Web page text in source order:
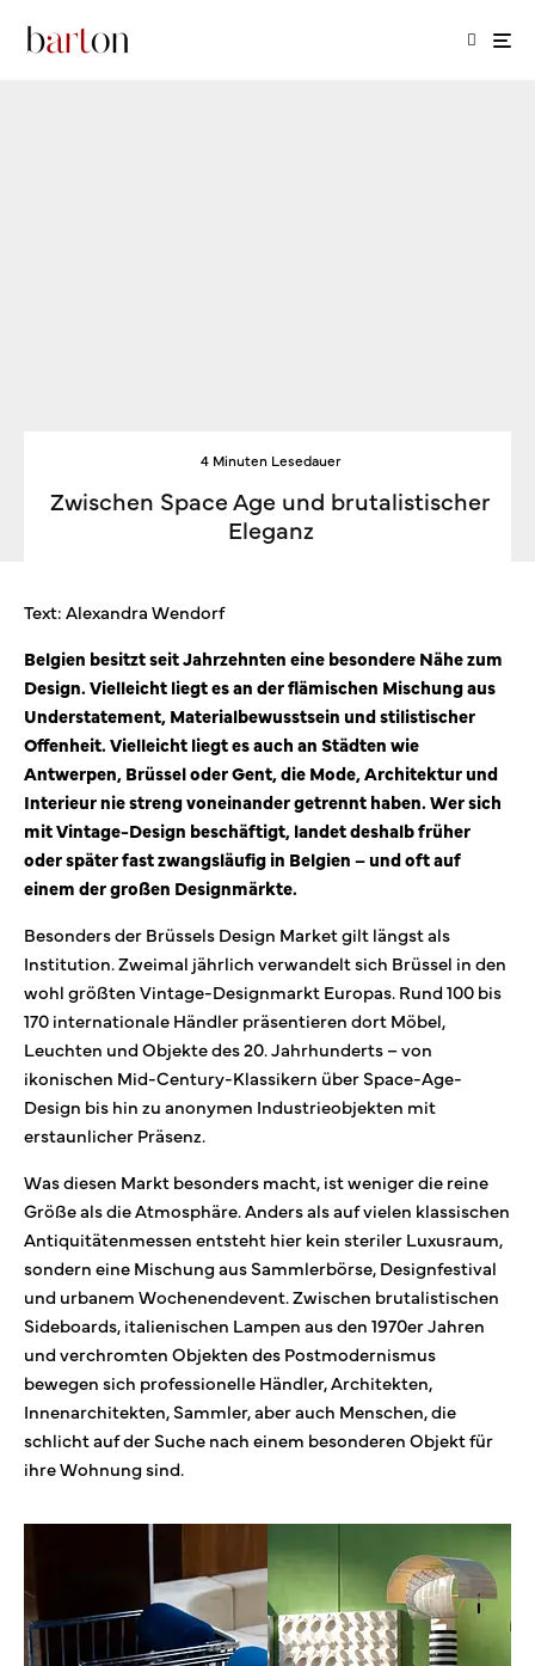
4 Minuten Lesedauer
Zwischen Space Age und brutalistischer
Eleganz
Text: Alexandra Wendorf
Belgien besitzt seit Jahrzehnten eine besondere Nähe zum
Design. Vielleicht liegt es an der flämischen Mischung aus
Understatement, Materialbewusstsein und stilistischer
Offenheit. Vielleicht liegt es auch an Städten wie
Antwerpen, Brüssel oder Gent, die Mode, Architektur und
Interieur nie streng voneinander getrennt haben. Wer sich
mit Vintage-Design beschäftigt, landet deshalb früher
oder später fast zwangsläufig in Belgien – und oft auf
einem der großen Designmärkte.
Besonders der Brüssels Design Market gilt längst als
Institution. Zweimal jährlich verwandelt sich Brüssel in den
wohl größten Vintage-Designmarkt Europas. Rund 100 bis
170 internationale Händler präsentieren dort Möbel,
Leuchten und Objekte des 20. Jahrhunderts – von
ikonischen Mid-Century-Klassikern über Space-Age-
Design bis hin zu anonymen Industrieobjekten mit
erstaunlicher Präsenz.
Was diesen Markt besonders macht, ist weniger die reine
Größe als die Atmosphäre. Anders als auf vielen klassischen
Antiquitätenmessen entsteht hier kein steriler Luxusraum,
sondern eine Mischung aus Sammlerbörse, Designfestival
und urbanem Wochenendevent. Zwischen brutalistischen
Sideboards, italienischen Lampen aus den 1970er Jahren
und verchromten Objekten des Postmodernismus
bewegen sich professionelle Händler, Architekten,
Innenarchitekten, Sammler, aber auch Menschen, die
schlicht auf der Suche nach einem besonderen Objekt für
ihre Wohnung sind.